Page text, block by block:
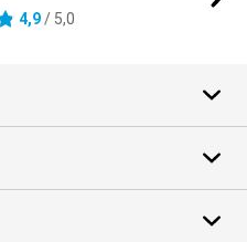
4,9/ 5,0